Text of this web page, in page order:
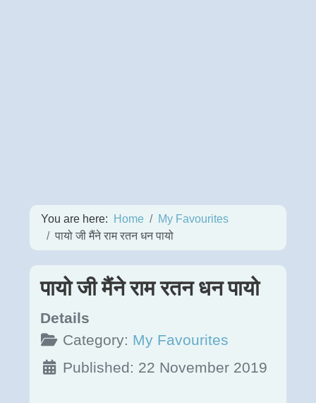
You are here: Home
My Favourites
पायो जी मैंने राम रतन धन पायो
पायो जी मैंने राम रतन धन पायो
Details
Category: My Favourites
Published: 22 November 2019